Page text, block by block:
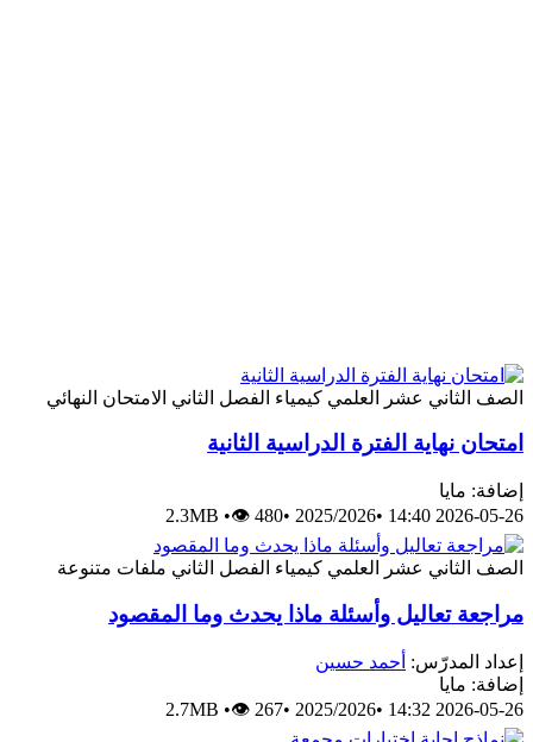
الصف الثاني عشر العلمي كيمياء الفصل الثاني الامتحان النهائي
امتحان نهاية الفترة الدراسية الثانية
إضافة: مايا
2026-05-26 14:40
•
2025/2026
•
2.3MB •👁 480
الصف الثاني عشر العلمي كيمياء الفصل الثاني ملفات متنوعة
مراجعة تعاليل وأسئلة ماذا يحدث وما المقصود
إعداد المدرّس: أحمد حسين
إضافة: مايا
2026-05-26 14:32
•
2025/2026
•
2.7MB •👁 267